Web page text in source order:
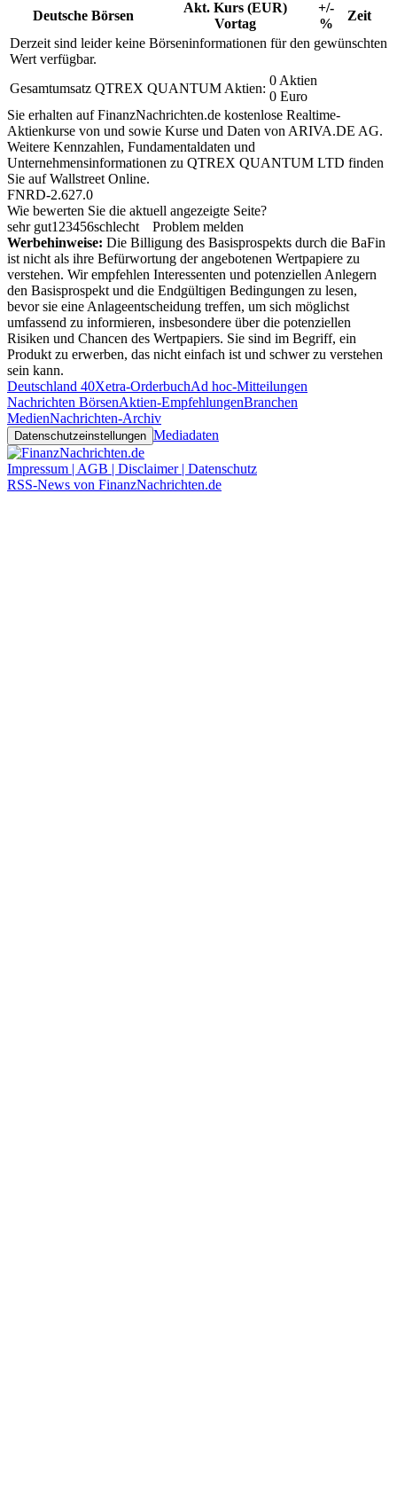
Deutsche Börsen
Akt. Kurs (EUR)
Vortag
+/-
%
Zeit
Derzeit sind leider keine Börseninformationen für den gewünschten
Wert verfügbar.
Gesamtumsatz QTREX QUANTUM Aktien:
0 Aktien
0 Euro
Sie erhalten auf FinanzNachrichten.de kostenlose Realtime-
Aktienkurse von und sowie Kurse und Daten von ARIVA.DE AG.
Weitere Kennzahlen, Fundamentaldaten und
Unternehmensinformationen zu QTREX QUANTUM LTD finden
Sie aufWallstreet Online.
FNRD-2.627.0
Wie bewerten Sie die aktuell angezeigte Seite?
sehr gut1 23456schlecht
Problem melden
Werbehinweise: Die Billigung des Basisprospekts durch die BaFin
ist nicht als ihre Befürwortung der angebotenen Wertpapiere zu
verstehen. Wir empfehlen Interessenten und potenziellen Anlegern
den Basisprospekt und die Endgültigen Bedingungen zu lesen,
bevor sie eine Anlageentscheidung treffen, um sich möglichst
umfassend zu informieren, insbesondere über die potenziellen
Risiken und Chancen des Wertpapiers. Sie sind im Begriff, ein
Produkt zu erwerben, das nicht einfach ist und schwer zu verstehen
sein kann.
Deutschland 40Xetra-OrderbuchAd hoc-Mitteilungen
Nachrichten BörsenAktien-EmpfehlungenBranchen
MedienNachrichten-Archiv
Datenschutzeinstellungen Mediadaten
Impressum | AGB | Disclaimer | Datenschutz
RSS-News von FinanzNachrichten.de